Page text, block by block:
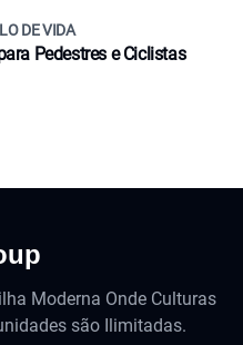
DE VIDA
Pedestres e Ciclistas
Moderna Onde Culturas
são Ilimitadas.